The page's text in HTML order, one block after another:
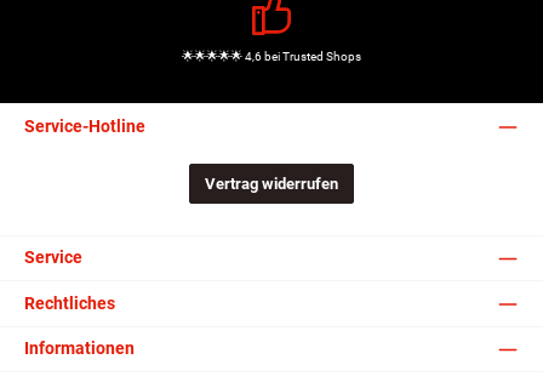
🌟🌟🌟🌟🌟 4,6 bei Trusted Shops
Service-Hotline
Vertrag widerrufen
Service
Rechtliches
Informationen